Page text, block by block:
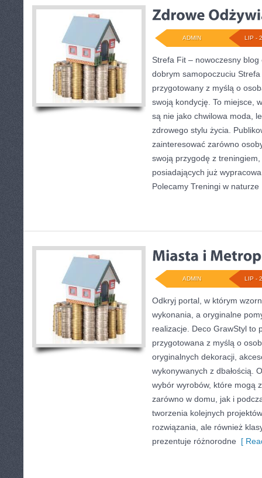
LIP -
ADMIN
Strefa Fit – nowoczesny
dobrym samopoczuciu
przygotowany z myślą o
swoją kondycję. To miejsce,
są nie jako chwilowa moda,
zdrowego stylu życia.
zainteresować zarówno
swoją przygodę z
posiadających już
Polecamy Treningi w naturze
LIP -
ADMIN
Odkryj portal, w którym
wykonania, a oryginalne
realizacje. Deco GrawStyl to
przygotowana z myślą o
oryginalnych dekoracji,
wykonywanych z dbałością.
wybór wyrobów, które mogą
zarówno w domu, jak i
tworzenia kolejnych
rozwiązania, ale również
prezentuje różnorodne [